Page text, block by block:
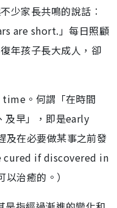
少家長共鳴的說話︰
are short.」每日照顧
年孩子長大成人，卻
。何謂「在時間
及早」，即是early
及在必要做某事之前發
cured if discovered in
治癒的。）